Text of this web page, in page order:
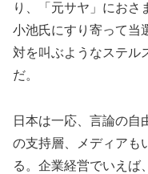
り、「元サヤ」におさ
小池氏にすり寄って当
対を叫ぶようなステル
だ。
日本は一応、言論の自
の支持層、メディアも
る。企業経営でいえば